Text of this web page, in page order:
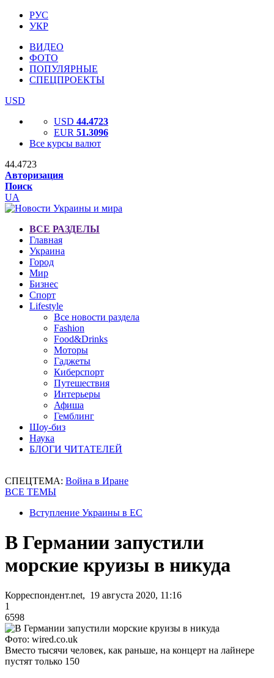
РУС
УКР
ВИДЕО
ФОТО
ПОПУЛЯРНЫЕ
СПЕЦПРОЕКТЫ
USD
USD 44.4723
EUR 51.3096
Все курсы валют
44.4723
Авторизация
Поиск
UA
ВСЕ РАЗДЕЛЫ
Главная
Украина
Город
Мир
Бизнес
Спорт
Lifestyle
Все новости раздела
Fashion
Food&Drinks
Моторы
Гаджеты
Киберспорт
Путешествия
Интерьеры
Афиша
Гемблинг
Шоу-биз
Наука
БЛОГИ ЧИТАТЕЛЕЙ
СПЕЦТЕМА: Война в Иране
ВСЕ ТЕМЫ
Вступление Украины в ЕС
В Германии запустили
морские круизы в никуда
Корреспондент.net, 19 августа 2020, 11:16
1
6598
Фото: wired.co.uk
Вместо тысячи человек, как раньше, на концерт на лайнере
пустят только 150